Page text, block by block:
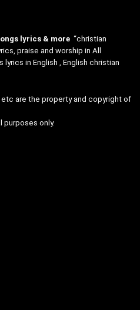
lyrics & more “christian
praise and worship in All
in English , English christian
are the property and copyright of
purposes only.